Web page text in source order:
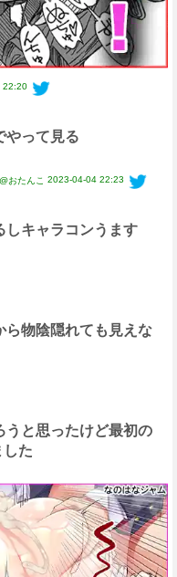
22:20
やって見る
おたんこ 2023-04-04 22:23
しキャラコンうます
ら物陰隠れても見えな
うと思ったけど最初の
た